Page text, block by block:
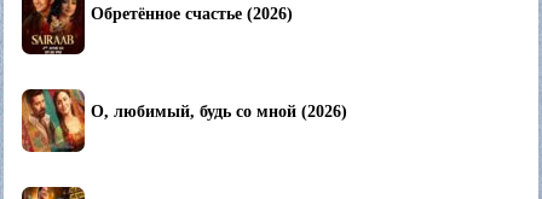
Обретённое счастье (2026)
О, любимый, будь со мной (2026)